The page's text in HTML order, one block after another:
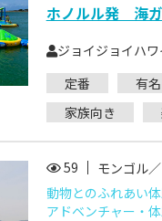
ホノルル発 海ガ
ジョイジョイハワ
定番
有名
家族向き
59
モンゴル
動物とのふれあい
アドベンチャー・